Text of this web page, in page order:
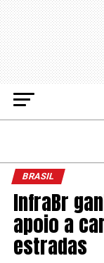
BRASIL
InfraBr
apoio a
estradas